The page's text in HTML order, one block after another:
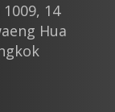
14
Hua